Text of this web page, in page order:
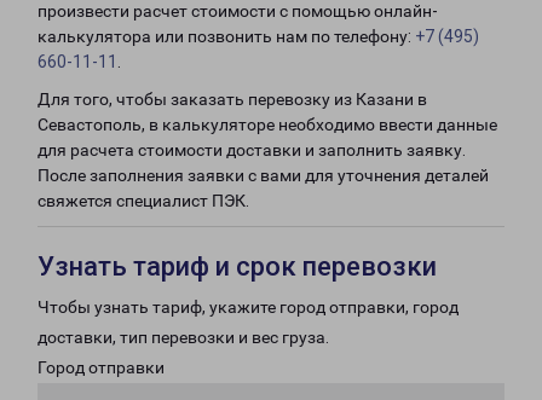
произвести расчет стоимости с помощью онлайн-
калькулятора или позвонить нам по телефону: +7 (495)
660-11-11
Для того, чтобы заказать перевозку из Казани в
Севастополь, в калькуляторе необходимо ввести данные
для расчета стоимости доставки и заполнить заявку.
После заполнения заявки с вами для уточнения деталей
свяжется специалист ПЭК.
Узнать тариф и срок перевозки
Чтобы узнать тариф, укажите город отправки, город
доставки, тип перевозки и вес груза.
Город отправки